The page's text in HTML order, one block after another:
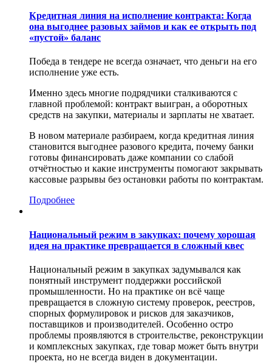
Кредитная линия на исполнение контракта: Когда
она выгоднее разовых займов и как ее открыть под
«пустой» баланс
Победа в тендере не всегда означает, что деньги на его
исполнение уже есть.
Именно здесь многие подрядчики сталкиваются с
главной проблемой: контракт выигран, а оборотных
средств на закупки, материалы и зарплаты не хватает.
В новом материале разбираем, когда кредитная линия
становится выгоднее разового кредита, почему банки
готовы финансировать даже компании со слабой
отчётностью и какие инструменты помогают закрывать
кассовые разрывы без остановки работы по контрактам.
Подробнее
Национальный режим в закупках: почему хорошая
идея на практике превращается в сложный квес
Национальный режим в закупках задумывался как
понятный инструмент поддержки российской
промышленности. Но на практике он всё чаще
превращается в сложную систему проверок, реестров,
спорных формулировок и рисков для заказчиков,
поставщиков и производителей. Особенно остро
проблемы проявляются в строительстве, реконструкции
и комплексных закупках, где товар может быть внутри
проекта, но не всегда виден в документации.